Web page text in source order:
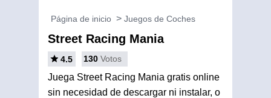
Página de inicio Juegos de Coches
Street Racing Mania
4.5 130 Votos
Juega Street Racing Mania gratis online
sin necesidad de descargar ni instalar, o